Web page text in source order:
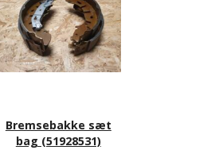
Bremsebakke sæt
bag (51928531)